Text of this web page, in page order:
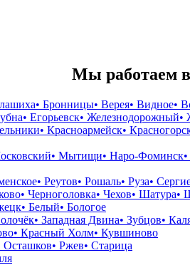
Мы работаем в
• Бронницы• Верея• Видное•
• Егорьевск• Железнодорожный•
• Красноармейск•
• Мытищи• Наро-Фоминск
• Реутов• Рошаль• Руза•
• Черноголовка• Чехов• Шатура•
• Белый• Бологое
• Западная Двина• Зубцов•
• Красный Холм• Кувшиново
Осташков• Ржев• Старица